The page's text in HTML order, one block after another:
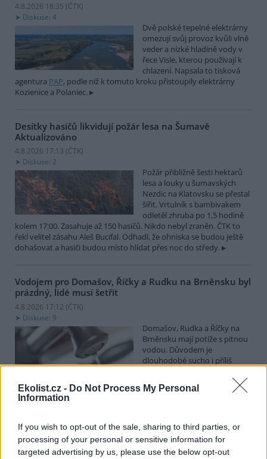
Ekolist.cz - Do Not Process My Personal
Information
If you wish to opt-out of the sale, sharing to third parties, or
processing of your personal or sensitive information for
targeted advertising by us, please use the below opt-out
4.8.2026 18:35 (ČTK)
Diskuse: 4
Dvě polské tepelné elektrárny
omezují svůj provoz kvůli vlně
veder a nízké hladině vody v
řece Visle, kterou používají k
chlazení. Napsala to tisková
agentura PAP, podle níž k tomuto kroku přistoupily elektrárny
Kozienice a Polaniec.
Desítky hasičů likvidují požár lesa na Šumavě
Aktualizováno
4.8.2026 17:13 (ČTK)
Diskuse: 2
Požár přibližně šesti hektarů
lesa a louky u šumavských
Nezdic na Klatovsku se přestal
šířit. Vrtulník s bambivakem
odletěl zhruba po 1,5 hodině
kolem 17:00. Zasahuje až 150 hasičů. Nikdo nebyl zraněn. ČTK to
řekl velitel zásahu Aleš Bucifal. Odhadl, že ohniska se budou ještě
dohašovat a hasiči budou místo hlídat přes noc do středy.
Vodojem pro Domašov, Říčky a Rudku na Brněnsku byl
prázdný, lidé musí šetřit
4.8.2026 17:12 (ČTK)
Diskuse: 9
Domašov, Rudka a Říčky na
Brněnsku mají potíže s pitnou
vodou. Důvodem je
dlouhodobé sucho i příliš
Dobrovolný svazek obcí (DSO) Domašovsko, který vodovod
provozuje, před týdnem vyzval k šetření vodou, spotřeba stoupla,
a lidé tak v pondělí vodojem zcela vyčerpali. Na problém dnes
že voda nyní z kohoutků ve třech obcích teče, ale je třeba opravdu
omezit její nadměrnou spotřebu.